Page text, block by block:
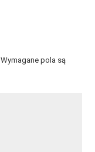
Wymagane pola są